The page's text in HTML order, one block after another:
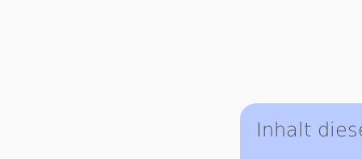
Inhalt